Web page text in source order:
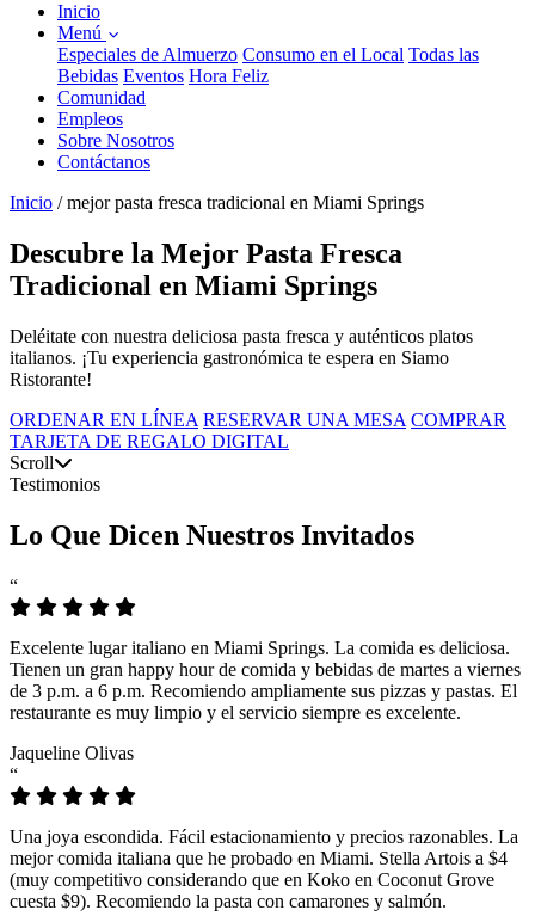
Inicio
Menú
Especiales de Almuerzo Consumo en el Local Todas las
Bebidas Eventos Hora Feliz
Comunidad
Empleos
Sobre Nosotros
Contáctanos
Inicio / mejor pasta fresca tradicional en Miami Springs
Descubre la Mejor Pasta Fresca
Tradicional en Miami Springs
Deléitate con nuestra deliciosa pasta fresca y auténticos platos
italianos. ¡Tu experiencia gastronómica te espera en Siamo
Ristorante!
ORDENAR EN LÍNEA RESERVAR UNA MESA COMPRAR
TARJETA DE REGALO DIGITAL
Scroll
Testimonios
Lo Que Dicen Nuestros Invitados
“
Excelente lugar italiano en Miami Springs. La comida es deliciosa.
Tienen un gran happy hour de comida y bebidas de martes a viernes
de 3 p.m. a 6 p.m. Recomiendo ampliamente sus pizzas y pastas. El
restaurante es muy limpio y el servicio siempre es excelente.
Jaqueline Olivas
“
Una joya escondida. Fácil estacionamiento y precios razonables. La
mejor comida italiana que he probado en Miami. Stella Artois a $4
(muy competitivo considerando que en Koko en Coconut Grove
cuesta $9). Recomiendo la pasta con camarones y salmón.